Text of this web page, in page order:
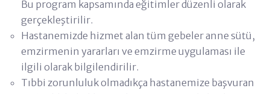
Bu program kapsamında eğitimler düzenli olarak
gerçekleştirilir.
Hastanemizde hizmet alan tüm gebeler anne sütü,
emzirmenin yararları ve emzirme uygulaması ile
ilgili olarak bilgilendirilir.
Tıbbi zorunluluk olmadıkça hastanemize başvuran